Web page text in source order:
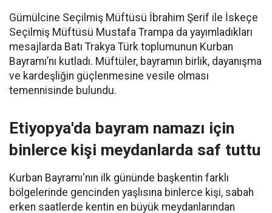
Gümülcine Seçilmiş Müftüsü İbrahim Şerif ile İskeçe
Seçilmiş Müftüsü Mustafa Trampa da yayımladıkları
mesajlarda Batı Trakya Türk toplumunun Kurban
Bayramı’nı kutladı. Müftüler, bayramın birlik, dayanışma
ve kardeşliğin güçlenmesine vesile olması
temennisinde bulundu.
Etiyopya'da bayram namazı için
binlerce kişi meydanlarda saf tuttu
Kurban Bayramı'nın ilk gününde başkentin farklı
bölgelerinde gencinden yaşlısına binlerce kişi, sabah
erken saatlerde kentin en büyük meydanlarından